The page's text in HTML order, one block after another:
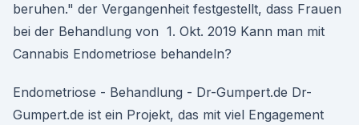
beruhen." der Vergangenheit festgestellt, dass Frauen
bei der Behandlung von 1. Okt. 2019 Kann man mit
Cannabis Endometriose behandeln?
Endometriose - Behandlung - Dr-Gumpert.de Dr-
Gumpert.de ist ein Projekt, das mit viel Engagement